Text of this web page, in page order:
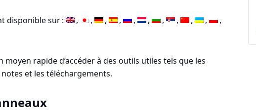
disponible sur :
moyen rapide d’accéder à des outils utiles tels que les
et les téléchargements.